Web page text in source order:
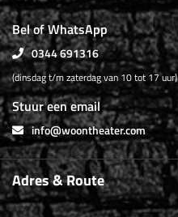
Bel of WhatsApp
0344 691316
(dinsdag t/m zaterdag van 10 tot 17 uur)
Stuur een email
info@woontheater.com
Adres & Route